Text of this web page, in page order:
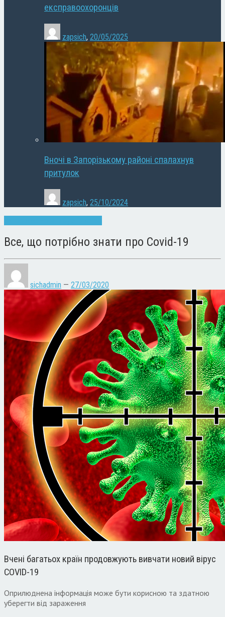
експравоохоронців
zapsich, 20/05/2025
Вночі в Запорізькому районі спалахнув
притулок
zapsich, 25/10/2024
Все, що потрібно знати про Covid-19
sichadmin — 27/03/2020
Вчені багатьох країн продовжують вивчати новий вірус
COVID-19
Оприлюднена інформація може бути корисною та здатною
уберегти від зараження